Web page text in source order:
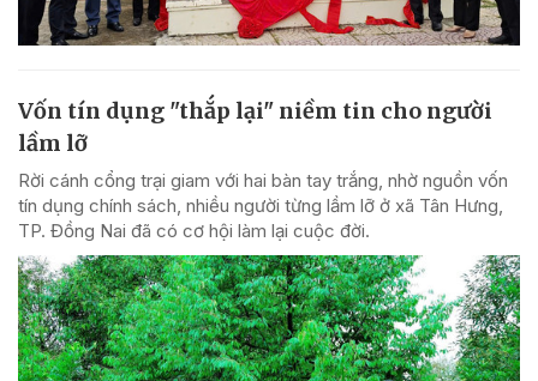
Vốn tín dụng "thắp lại" niềm tin cho người
lầm lỡ
Rời cánh cổng trại giam với hai bàn tay trắng, nhờ nguồn vốn
tín dụng chính sách, nhiều người từng lầm lỡ ở xã Tân Hưng,
TP. Đồng Nai đã có cơ hội làm lại cuộc đời.